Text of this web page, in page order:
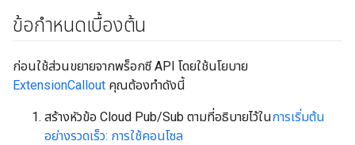
ข้อกำหนดเบื้องต้น
ก่อนใช้ส่วนขยายจากพร็อกซี API โดยใช้นโยบาย
ExtensionCallout คุณต้องทำดังนี้
สร้างหัวข้อ Cloud Pub/Sub ตามที่อธิบายไว้ในการเริ่มต้น
อย่างรวดเร็ว: การใช้คอนโซล